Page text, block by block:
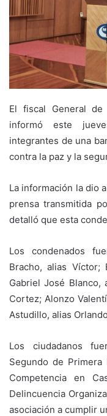
El fiscal General de
informó este
integrantes de una
contra la paz y la
La información la dio
prensa transmitida
detalló que esta
Los condenados
Bracho, alias Víctor;
Gabriel José Blanco,
Cortez; Alonzo
Astudillo, alias
Los ciudadanos
Segundo de
Competencia en
Delincuencia
asociación a cumplir